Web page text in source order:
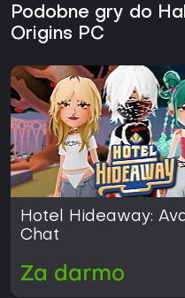
Podobne gry do
Origins PC
Hotel Hideaway:
Chat
Za darmo